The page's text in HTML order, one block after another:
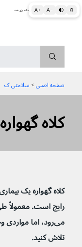
A+ A− 🌓 ♻ اطلاعات پزشکی و بهداشتی به زبان ساده برای همه
کلاه گهواره
صفحه اصلی > سلامتی ک
تلاش کنید.